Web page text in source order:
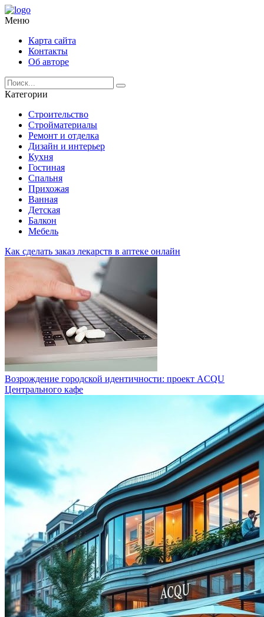
Меню
Карта сайта
Контакты
Об авторе
Категории
Строительство
Стройматериалы
Ремонт и отделка
Дизайн и интерьер
Кухня
Гостиная
Спальня
Прихожая
Ванная
Детская
Балкон
Мебель
Как сделать заказ лекарств в аптеке онлайн
Возрождение городской идентичности: проект ACQU
Центрального кафе